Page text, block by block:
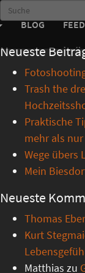
BLOG
Neueste
Trash the
Praktische
mehr als
Wege übers
Mein
Neueste
Thomas
Kurt
Matthias zu